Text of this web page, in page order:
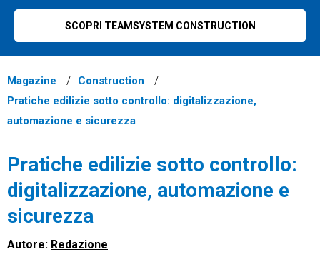
SCOPRI TEAMSYSTEM CONSTRUCTION
Magazine
Construction
Pratiche edilizie sotto controllo: digitalizzazione,
automazione e sicurezza
Pratiche edilizie sotto controllo:
digitalizzazione, automazione e
sicurezza
Autore: Redazione